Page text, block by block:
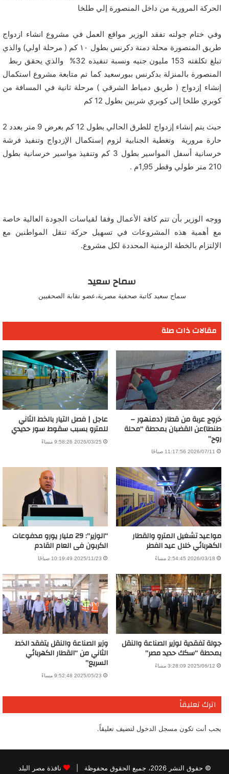
الحركة المرورية من داخل المنصورة إلي طلخا
وفي ختام جولته تفقد الوزير مواقع العمل في مشروع انشاء ازدواج
طريق المنصورة محلة دمنة دكرنس بطول ١٠ كم ( مرحلة اولي) والذي
تبلغ تكلفته 153 مليون جنيه ونسبة تنفيذه 32% والذي يحقق ربط
المنصورة بالمنزلة بدكرنس ببورسعيد كما تم متابعة مشروع استكمال
إنشاء إزدواج ( طريق دمياط الشرقي ) مرحلة ثانية في المسافة من
كوبري طلخا إلى كوبري شربين بطول 12 كم
حيث يتم إنشاء إزدواج للطرق الحالي بطول 12 كم بعرض 9 متر بعدد 2
حارة مرورية وتغطية الجنابية لزوم إستكمال الإزدواج وتنفيذ فرشة
خرسانية أسفل المواسير بطول 3 كم وتنفيذ مواسير خرسانية بطول
210 متر طولي وقطر 1,95م .
ووجه الوزير بأن تتم كافة الأعمال وفقا لقياسات الجودة العالية خاصة
مع أهمية هذه المشروعات في تسهيل حركة تنقل المواطنين مع
الإلتزام بالخطة الزمنية المحددة لكل مشروع.
سماح سعيد
سماح سعيد كاتبة صحفية مصرية،عضو نقابة الصحفيين
مقالات ذات صلة
خروج عربة من قطار (دمنهور –
طنطا)عن القضبان بمحطة “محلة
روح”
2026/07/11 11:17:56 صباحًا
عاجل | فصل التيار بالخط الثاني
للمترو بسبب سقوط سور حديدي
2026/03/25 9:58:26 مساءً
مواعيد تشغيل المترو والقطار
الكهربائي خلال عيد الفطر
2026/03/18 2:54:45 مساءً
“الوزير”: 29 مليار يورو مدفوعات
الكربون فى العام القادم
2025/11/23 10:19:49 صباحًا
جولة تفقدية لوزير الصناعة والنقل
بمحطة “سكك حديد مصر”
2025/06/12 3:28:09 مساءً
وزير الصناعة والنقل يتفقد الخط
الثاني من “القطار الكهربائي
السريع”
2025/05/23 9:52:48 مساءً
اترك تعليقاً
يجب أنت تكون مسجل الدخول لتضيف تعليقاً.
© حقوق النشر 2026، جميع الحقوق محفوظة | نافذة مصر البلد